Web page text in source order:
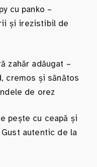
cu panko –
și irezistibil de
zahăr adăugat –
cremos și sănătos
de orez
pește cu ceapă și
autentic de la